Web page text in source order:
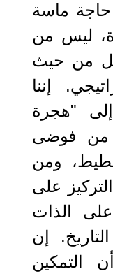
حاجة ماسة
ليس من
بل من حيث
إننا
"هجرة
من فوضى
ومن
على
على الذات
إن
التمكين